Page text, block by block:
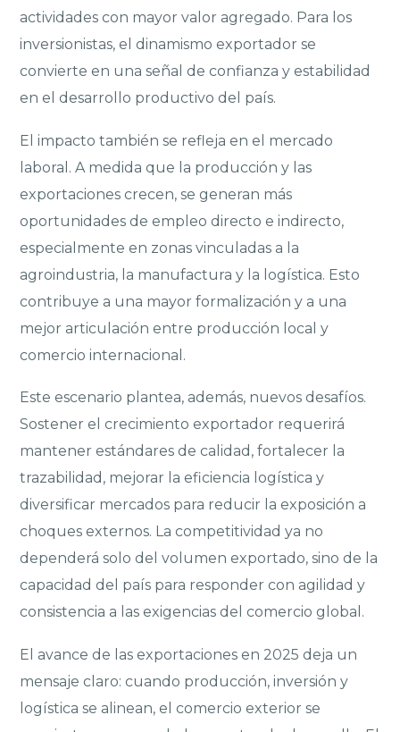
actividades con mayor valor agregado. Para los
inversionistas, el dinamismo exportador se
convierte en una señal de confianza y estabilidad
en el desarrollo productivo del país.
El impacto también se refleja en el mercado
laboral. A medida que la producción y las
exportaciones crecen, se generan más
oportunidades de empleo directo e indirecto,
especialmente en zonas vinculadas a la
agroindustria, la manufactura y la logística. Esto
contribuye a una mayor formalización y a una
mejor articulación entre producción local y
comercio internacional.
Este escenario plantea, además, nuevos desafíos.
Sostener el crecimiento exportador requerirá
mantener estándares de calidad, fortalecer la
trazabilidad, mejorar la eficiencia logística y
diversificar mercados para reducir la exposición a
choques externos. La competitividad ya no
dependerá solo del volumen exportado, sino de la
capacidad del país para responder con agilidad y
consistencia a las exigencias del comercio global.
El avance de las exportaciones en 2025 deja un
mensaje claro: cuando producción, inversión y
logística se alinean, el comercio exterior se